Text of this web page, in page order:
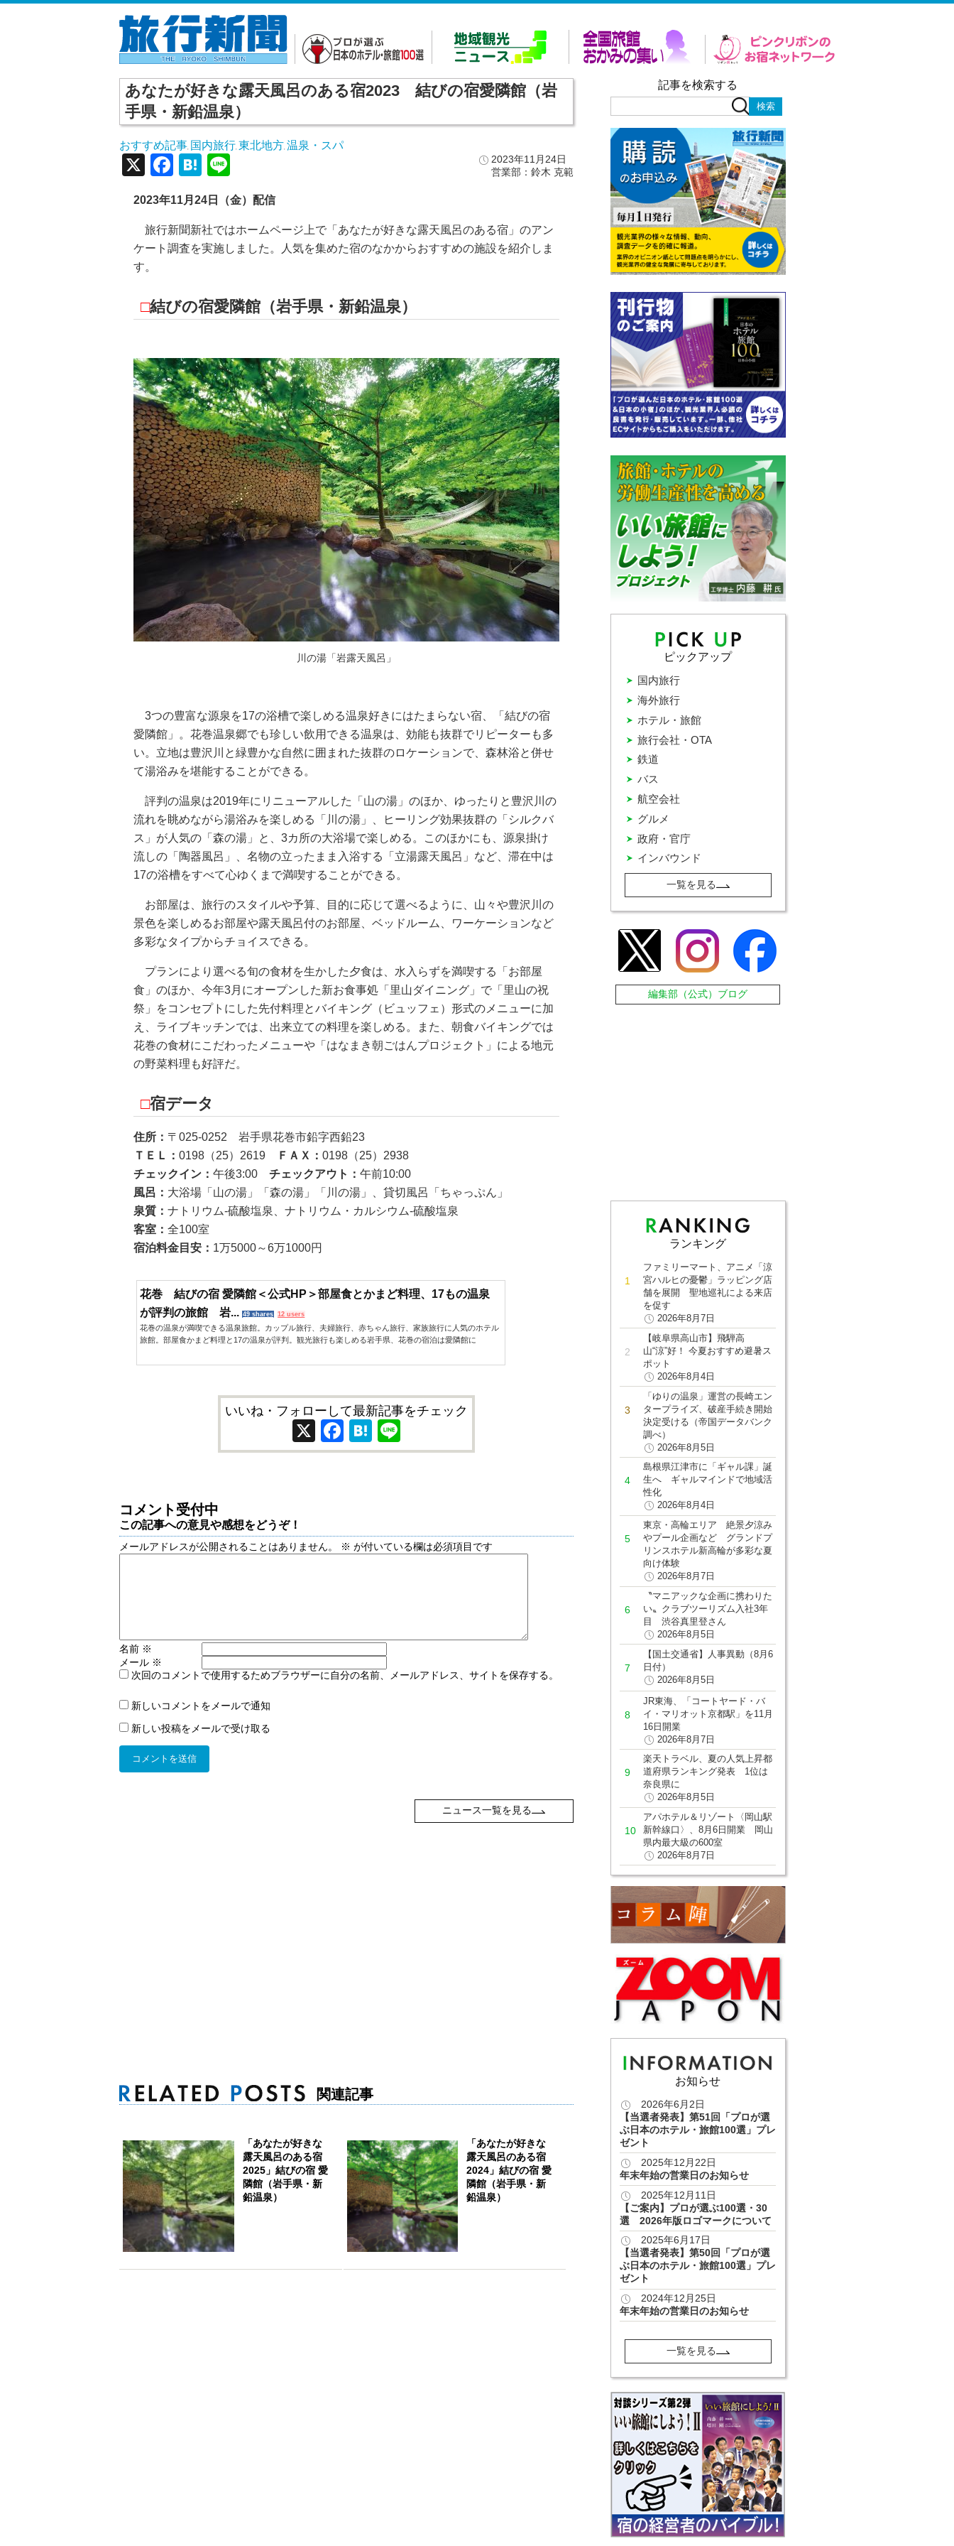
あなたが好きな露天風呂のある宿2023 結びの宿愛隣館（岩
手県・新鉛温泉）
おすすめ記事 国内旅行 東北地方 温泉・スパ
2023年11月24日
営業部：鈴木 克範
X Facebook
Hatena
2023年11月24日（金）配信
旅行新聞新社ではホームページ上で「あなたが好きな露天風呂のある宿」のアン
ケート調査を実施しました。人気を集めた宿のなかからおすすめの施設を紹介しま
す。
□結びの宿愛隣館（岩手県・新鉛温泉）
川の湯「岩露天風呂」
3つの豊富な源泉を17の浴槽で楽しめる温泉好きにはたまらない宿、「結びの宿
愛隣館」。花巻温泉郷でも珍しい飲用できる温泉は、効能も抜群でリピーターも多
い。立地は豊沢川と緑豊かな自然に囲まれた抜群のロケーションで、森林浴と併せ
て湯浴みを堪能することができる。
評判の温泉は2019年にリニューアルした「山の湯」のほか、ゆったりと豊沢川の
流れを眺めながら湯浴みを楽しめる「川の湯」、ヒーリング効果抜群の「シルクバ
ス」が人気の「森の湯」と、3カ所の大浴場で楽しめる。このほかにも、源泉掛け
流しの「陶器風呂」、名物の立ったまま入浴する「立湯露天風呂」など、滞在中は
17の浴槽をすべて心ゆくまで満喫することができる。
お部屋は、旅行のスタイルや予算、目的に応じて選べるように、山々や豊沢川の
景色を楽しめるお部屋や露天風呂付のお部屋、ベッドルーム、ワーケーションなど
多彩なタイプからチョイスできる。
プランにより選べる旬の食材を生かした夕食は、水入らずを満喫する「お部屋
食」のほか、今年3月にオープンした新お食事処「里山ダイニング」で「里山の祝
祭」をコンセプトにした先付料理とバイキング（ビュッフェ）形式のメニューに加
え、ライブキッチンでは、出来立ての料理を楽しめる。また、朝食バイキングでは
花巻の食材にこだわったメニューや「はなまき朝ごはんプロジェクト」による地元
の野菜料理も好評だ。
□宿データ
住所： 〒025-0252 岩手県花巻市鉛字西鉛23
ＴＥＬ：0198（25）2619 ＦＡＸ：0198（25）2938
チェックイン：午後3:00チェックアウト：午前10:00
風呂： 大浴場「山の湯」「森の湯」「川の湯」、貸切風呂「ちゃっぷん」
泉質：ナトリウム-硫酸塩泉、ナトリウム・カルシウム-硫酸塩泉
客室：全100室
宿泊料金目安： 1万5000～6万1000円
花巻 結びの宿 愛隣館＜公式HP＞部屋食とかまど料理、17もの温泉
が評判の旅館 岩... 49 shares 12 users
花巻の温泉が満喫できる温泉旅館。カップル旅行、夫婦旅行、赤ちゃん旅行、家族旅行に人気のホテル
旅館。部屋食かまど料理と17の温泉が評判。観光旅行も楽しめる岩手県、花巻の宿泊は愛隣館に
いいね・フォローして最新記事をチェック
X Facebook
Hatena
コメント受付中
この記事への意見や感想をどうぞ！
メールアドレスが公開されることはありません。 ※ が付いている欄は必須項目です
名前 ※
メール ※
次回のコメントで使用するためブラウザーに自分の名前、メールアドレス、サイトを保存する。
新しいコメントをメールで通知
新しい投稿をメールで受け取る
ニュース一覧を見る
関連記事
「あなたが好きな
露天風呂のある宿
2025」結びの宿 愛
隣館（岩手県・新
鉛温泉）
「あなたが好きな
露天風呂のある宿
2024」結びの宿 愛
隣館（岩手県・新
鉛温泉）
記事を検索する
ピックアップ
インバウンド
グルメ
バス
ホテル・旅館
国内旅行
政府・官庁
旅行会社・OTA
海外旅行
航空会社
鉄道
一覧を見る
編集部（公式）ブログ
ランキング
ファミリーマート、アニメ「涼
宮ハルヒの憂鬱」ラッピング店
舗を展開 聖地巡礼による来店
を促す
2026年8月7日
【岐阜県高山市】飛騨高
山“涼”好！ 今夏おすすめ避暑ス
ポット
2026年8月4日
「ゆりの温泉」運営の長崎エン
タープライズ、破産手続き開始
決定受ける（帝国データバンク
調べ）
2026年8月5日
島根県江津市に「ギャル課」誕
生へ ギャルマインドで地域活
性化
2026年8月4日
東京・高輪エリア 絶景夕涼み
やプール企画など グランドプ
リンスホテル新高輪が多彩な夏
向け体験
2026年8月7日
〝マニアックな企画に携わりた
い〟クラブツーリズム入社3年
目 渋谷真里登さん
2026年8月5日
【国土交通省】人事異動（8月6
日付）
2026年8月5日
JR東海、「コートヤード・バ
イ・マリオット京都駅」を11月
16日開業
2026年8月7日
楽天トラベル、夏の人気上昇都
道府県ランキング発表 1位は
奈良県に
2026年8月5日
アパホテル＆リゾート〈岡山駅
新幹線口〉、8月6日開業 岡山
県内最大級の600室
2026年8月7日
お知らせ
2026年6月2日
【当選者発表】第51回「プロが選
ぶ日本のホテル・旅館100選」プレ
ゼント
2025年12月22日
年末年始の営業日のお知らせ
2025年12月11日
【ご案内】プロが選ぶ100選・30
選 2026年版ロゴマークについて
2025年6月17日
【当選者発表】第50回「プロが選
ぶ日本のホテル・旅館100選」プレ
ゼント
2024年12月25日
年末年始の営業日のお知らせ
一覧を見る